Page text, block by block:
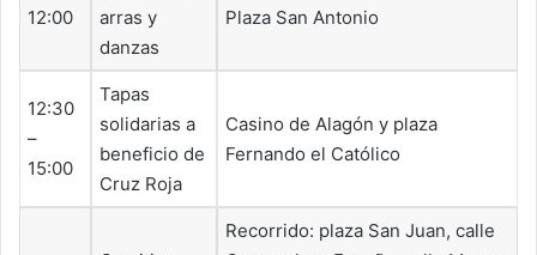
12:00
arras y
danzas
Plaza San Antonio
12:30
–
15:00
Tapas
solidarias a
beneficio de
Cruz Roja
Casino de Alagón y plaza
Fernando el Católico
Recorrido: plaza San Juan, calle